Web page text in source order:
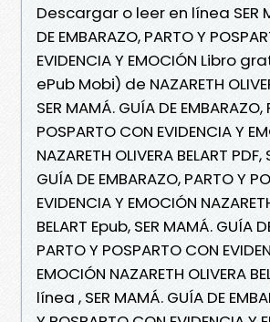
Descargar o leer en línea SER
DE EMBARAZO, PARTO Y
EVIDENCIA Y EMOCIÓN Libro
ePub Mobi) de NAZARETH
SER MAMÁ. GUÍA DE EMBARAZO,
POSPARTO CON EVIDENCIA Y
NAZARETH OLIVERA BELART PDF,
GUÍA DE EMBARAZO, PARTO Y
EVIDENCIA Y EMOCIÓN
BELART Epub, SER MAMÁ. GUÍA
PARTO Y POSPARTO CON
EMOCIÓN NAZARETH OLIVERA
línea , SER MAMÁ. GUÍA DE